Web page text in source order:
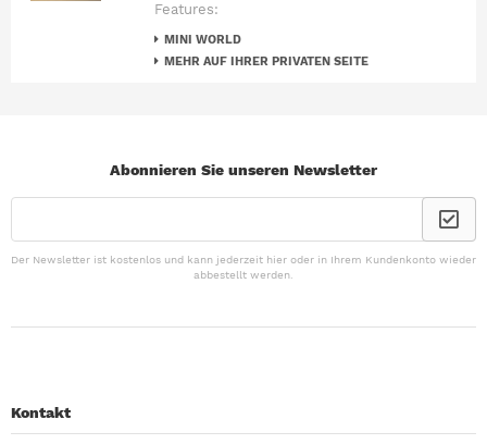
Features:
MINI WORLD
MEHR AUF IHRER PRIVATEN SEITE
Abonnieren Sie unseren Newsletter
Der Newsletter ist kostenlos und kann jederzeit hier oder in Ihrem Kundenkonto wieder
abbestellt werden.
Kontakt